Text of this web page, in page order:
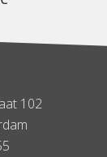
102